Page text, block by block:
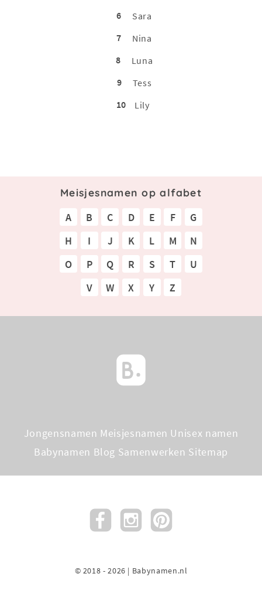
6
Sara
7
Nina
8
Luna
9
Tess
10
Lily
Meisjesnamen op alfabet
A B C D E F
G
H
I J K L M
N
O
P Q R S T
U
V
W X Y Z
Jongensnamen Meisjesnamen Unisex namen
Babynamen Blog Samenwerken Sitemap
© 2018 - 2026 | Babynamen.nl